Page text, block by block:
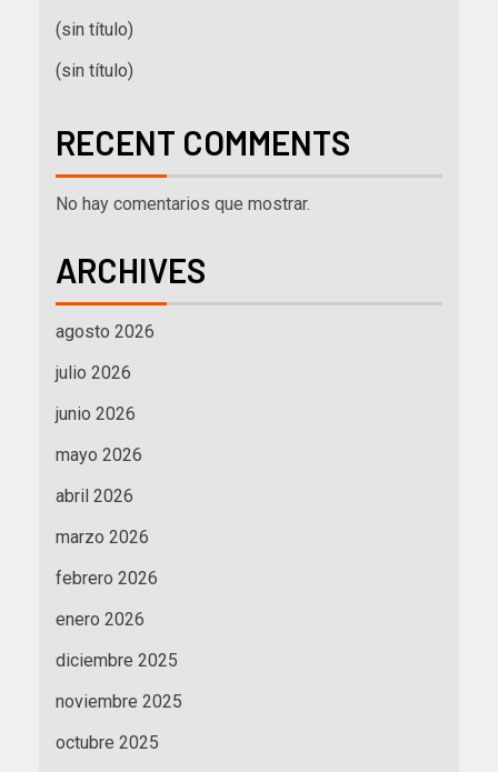
(sin título)
(sin título)
RECENT COMMENTS
No hay comentarios que mostrar.
ARCHIVES
agosto 2026
julio 2026
junio 2026
mayo 2026
abril 2026
marzo 2026
febrero 2026
enero 2026
diciembre 2025
noviembre 2025
octubre 2025